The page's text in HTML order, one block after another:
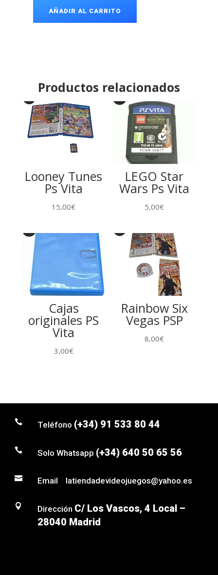
Rivals
AÑADIR AL CARRITO
Productos relacionados
Looney Tunes
Ps Vita
15,00€
LEGO Star
Wars Ps Vita
5,00€
Cajas
originales PS
Vita
3,00€
Rainbow Six
Vegas PSP
8,00€
 Teléfono (+34) 91 533 80 44
 Solo Whatsapp (+34) 640 50 65 56
 Email latiendadevideojuegos@yahoo.es
 Dirección C/ Los Vascos, 4 Local –
28040 Madrid